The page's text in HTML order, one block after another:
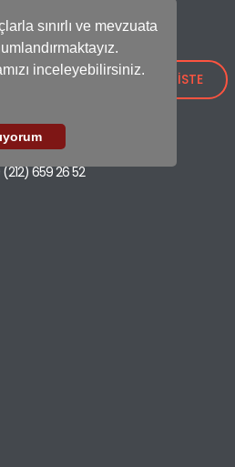
sınırlı ve mevzuata
inceleyebilirsiniz.
ile Satışlarınızı Güçlendirin!
- İstanbul / Türkiye
659 26 52
TEKLİF İSTE